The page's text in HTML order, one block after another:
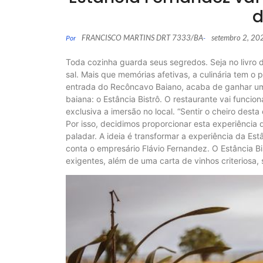
Por FRANCISCO MARTINS DRT 7333/BA- setembro 2,
Toda cozinha guarda seus segredos. Seja no
sal. Mais que memórias afetivas, a culinária tem
entrada do Recôncavo Baiano, acaba de ganhar
baiana: o Estância Bistrô. O restaurante vai
exclusiva a imersão no local. “Sentir o cheiro
Por isso, decidimos proporcionar esta
paladar. A ideia é transformar a experiência da
conta o empresário Flávio Fernandez. O Estância
exigentes, além de uma carta de vinhos